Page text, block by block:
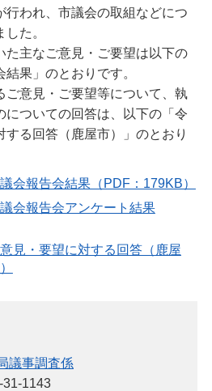
行われ、市議会の取組などにつ
た。
た主なご意見・ご要望は以下の
結果」のとおりです。
ご意見・ご要望等について、執
についての回答は、以下の「令
る回答（鹿屋市）」のとおり
会報告会結果（PDF：179KB）
会報告会アンケート結果
見・要望に対する回答（鹿屋
議事調査係
31-1143